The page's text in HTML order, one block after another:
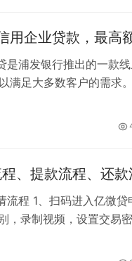
用企业贷款，最高
浦发银行推出的一款
满足大多数客户的需求
示填写资料——进行授
发银行浦望贷申请需要
、提款流程、还款
程 1、扫码进入亿微
，录制视频，设置交易
#，输入借款金额，期数